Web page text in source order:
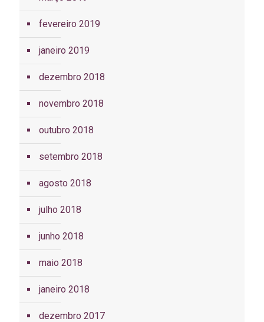
fevereiro 2019
janeiro 2019
dezembro 2018
novembro 2018
outubro 2018
setembro 2018
agosto 2018
julho 2018
junho 2018
maio 2018
janeiro 2018
dezembro 2017